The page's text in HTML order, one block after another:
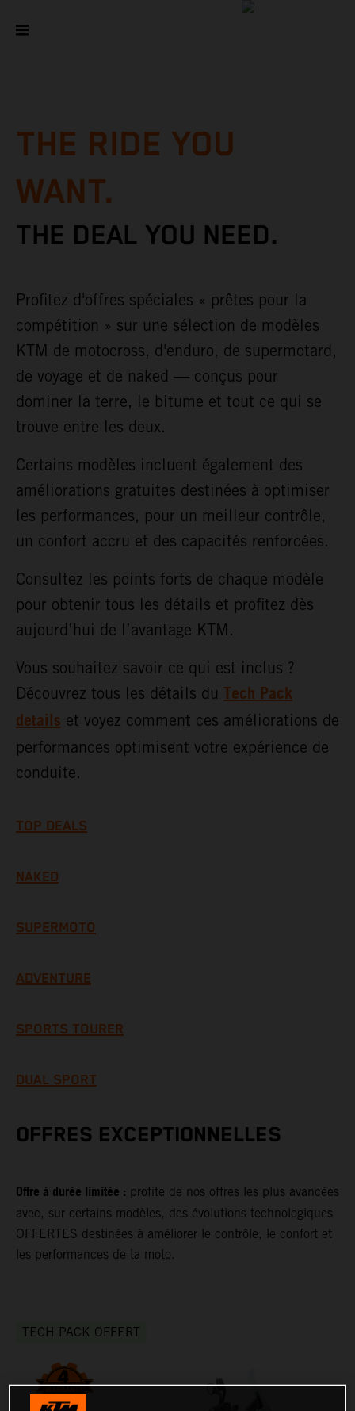
THE RIDE YOU
WANT.
THE DEAL YOU NEED.
Profitez d'offres spéciales « prêtes pour la
compétition » sur une sélection de modèles
KTM de motocross, d'enduro, de supermotard,
de voyage et de naked — conçus pour
dominer la terre, le bitume et tout ce qui se
trouve entre les deux.
Certains modèles incluent également des
améliorations gratuites destinées à optimiser
les performances, pour un meilleur contrôle,
un confort accru et des capacités renforcées.
Consultez les points forts de chaque modèle
pour obtenir tous les détails et profitez dès
aujourd’hui de l’avantage KTM.
Vous souhaitez savoir ce qui est inclus ?
Découvrez tous les détails du Tech Pack
details et voyez comment ces améliorations de
performances optimisent votre expérience de
conduite.
TOP DEALS
NAKED
SUPERMOTO
ADVENTURE
SPORTS TOURER
DUAL SPORT
OFFRES EXCEPTIONNELLES
Offre à durée limitée : profite de nos offres les plus avancées
avec, sur certains modèles, des évolutions technologiques
OFFERTES destinées à améliorer le contrôle, le confort et
les performances de ta moto.
TECH PACK OFFERT